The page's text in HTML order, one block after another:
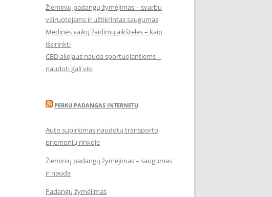
Žieminių padangų žymėjimas – svarbu
vairuotojams ir užtikrintas saugumas
Medinės vaikų žaidimų aikštelės – kaip
išsirinkti
CBD aliejaus nauda sportuojantiems –
naudoti gali visi
PERKU PADANGAS INTERNETU
Auto supirkimas naudotų transporto
priemonių rinkoje
Žieminių padangų žymėjimas – saugumas
ir nauda
Padangų žymėjimas